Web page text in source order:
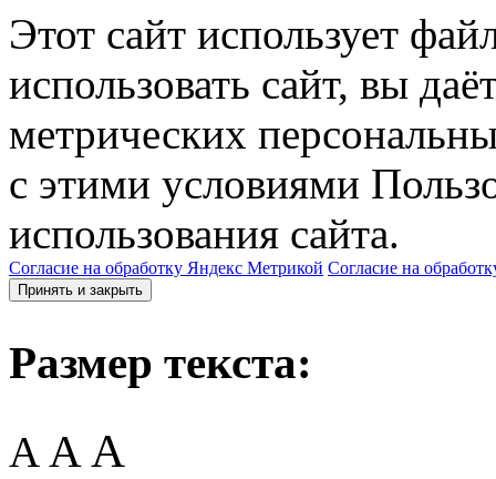
Этот сайт использует
использовать сайт, вы
метрических
с этими условиями
использования сайта.
Согласие на обработку Яндекс Метрикой Согласие на
Принять и закрыть
Размер текста:
A AA